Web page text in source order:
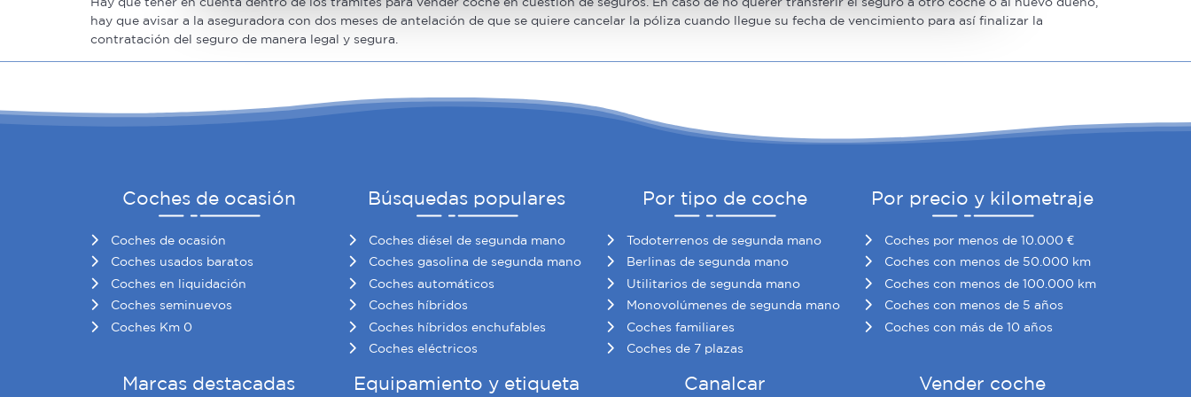
y analizar el tráfico. Además, compartimos información sobre el uso que haga del sitio web con nuestros partners de
redes sociales, publicidad y análisis web, quienes pueden combinarla con otra información que les haya proporcionado o
que hayan recopilado a partir del uso que haya hecho de sus servicios.
hay que avisar a la aseguradora con dos meses de antelación de que se quiere cancelar la póliza cuando llegue su fecha de vencimiento para así finalizar la
contratación del seguro de manera legal y segura.
Coches de ocasión
Coches de ocasión
Coches usados baratos
Coches en liquidación
Coches seminuevos
Coches Km 0
Búsquedas populares
Coches diésel de segunda mano
Coches gasolina de segunda mano
Coches automáticos
Coches híbridos
Coches híbridos enchufables
Coches eléctricos
Por tipo de coche
Todoterrenos de segunda mano
Berlinas de segunda mano
Utilitarios de segunda mano
Monovolúmenes de segunda mano
Coches familiares
Coches de 7 plazas
Por precio y kilometraje
Coches por menos de 10.000 €
Coches con menos de 50.000 km
Coches con menos de 100.000 km
Coches con menos de 5 años
Coches con más de 10 años
Marcas destacadas Equipamiento y etiqueta Canalcar Vender coche